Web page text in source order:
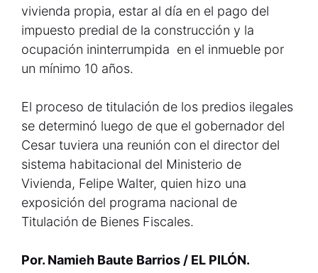
vivienda propia, estar al día en el pago del
impuesto predial de la construcción y la
ocupación ininterrumpida en el inmueble por
un mínimo 10 años.
El proceso de titulación de los predios ilegales
se determinó luego de que el gobernador del
Cesar tuviera una reunión con el director del
sistema habitacional del Ministerio de
Vivienda, Felipe Walter, quien hizo una
exposición del programa nacional de
Titulación de Bienes Fiscales.
Por. Namieh Baute Barrios / EL PILÓN.